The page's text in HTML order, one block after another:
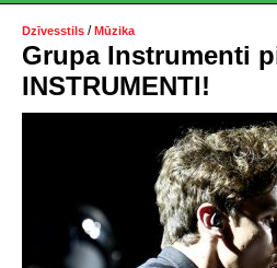
Dzīvesstils /Mūzika
Grupa Instrumenti
INSTRUMENTI!